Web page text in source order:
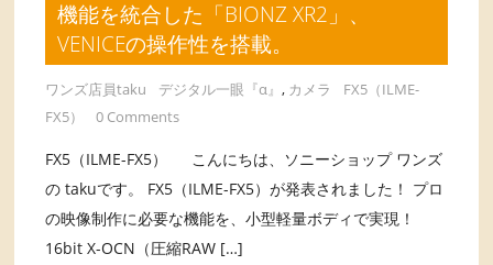
機能を統合した「BIONZ XR2」、
VENICEの操作性を搭載。
ワンズ店員taku デジタル一眼『α』, カメラ
FX5（ILME-
FX5）
0 Comments
FX5（ILME-FX5） こんにちは、ソニーショップ ワンズ
の takuです。 FX5（ILME-FX5）が発表されました！ プロ
の映像制作に必要な機能を、小型軽量ボディで実現！
16bit X-OCN（圧縮RAW […]